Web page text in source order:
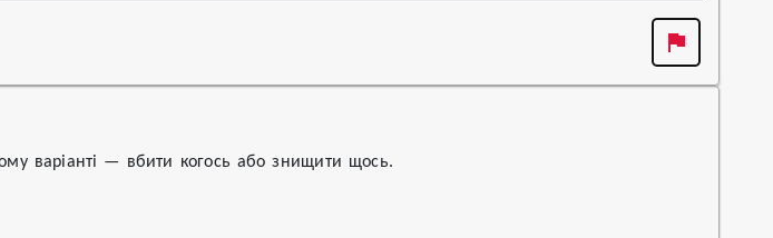
варіанті — вбити когось або знищити щось.